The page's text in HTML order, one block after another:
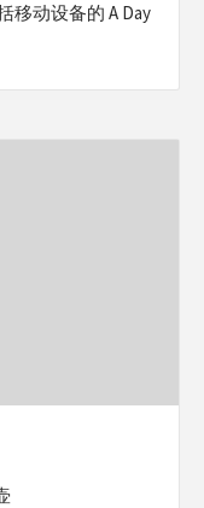
移动设备的 A Day